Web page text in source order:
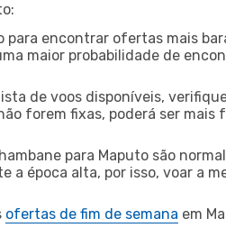
para encontrar ofertas mais
maior probabilidade de
de voos disponíveis,
forem fixas, poderá ser
para Maputo são
época alta, por isso, voar a
ofertas de fim de semana em